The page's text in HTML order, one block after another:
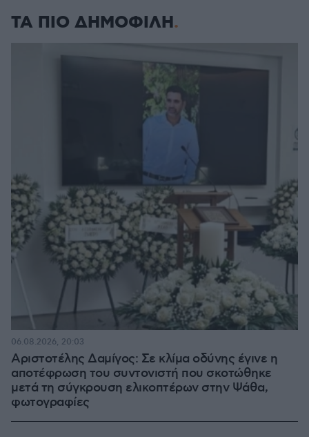
ΤΑ ΠΙΟ ΔΗΜΟΦΙΛΗ
Αριστοτέλης Δαμίγος: Σε κλίμα οδύνης έγινε η
αποτέφρωση του συντονιστή που σκοτώθηκε
μετά τη σύγκρουση ελικοπτέρων στην Ψάθα,
φωτογραφίες
06.08.2026, 20:03